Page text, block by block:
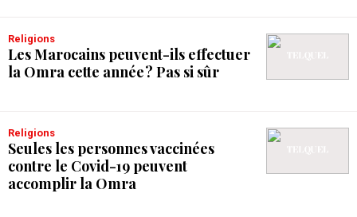
Religions
Les Marocains peuvent-ils effectuer
la Omra cette année ? Pas si sûr
Religions
Seules les personnes vaccinées
contre le Covid-19 peuvent
accomplir la Omra